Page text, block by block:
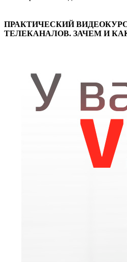
ПРАКТИЧЕСКИЙ
ТЕЛЕКАНАЛОВ. ЗАЧЕМ И